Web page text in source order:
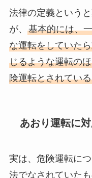
法律の定義という
が、 基本的には、
な運転をしていた
じるような運転の
険運転とされてい
あおり運転に
実は、危険運転に
法でなされていたも